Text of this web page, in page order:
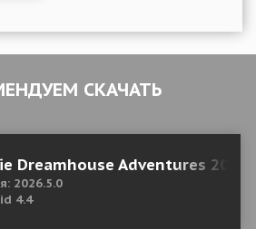
СКАЧАТЬ
Dreamhouse Adventures
2026.5.0
4.4